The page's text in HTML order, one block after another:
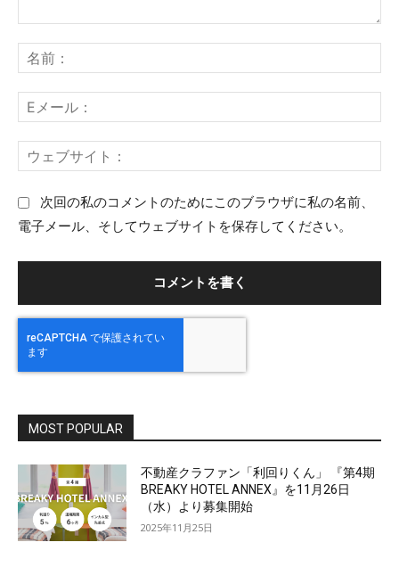
メ
ト
：
前
メ
ル
ェ
ト
次回の私のコメントのためにこのブラウザに私の名前、
電子メール、そしてウェブサイトを保存してください。
MOST POPULAR
不動産クラファン「利回りくん」 『第4期
BREAKY HOTEL ANNEX』を11月26日
（水）より募集開始
2025年11月25日